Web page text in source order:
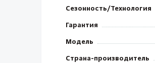
Сезонность/Технология
Гарантия
Модель
Страна-производитель